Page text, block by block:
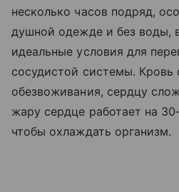
несколько часов подряд,
душной одежде и без воды,
идеальные условия для
сосудистой системы. Кровь
обезвоживания, сердцу
жару сердце работает на
чтобы охлаждать организм.